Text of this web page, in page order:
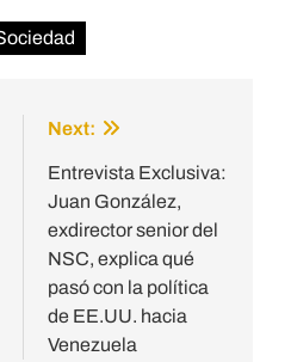
Next:
Entrevista Exclusiva:
Juan González,
exdirector senior del
NSC, explica qué
pasó con la política
de EE.UU. hacia
Venezuela